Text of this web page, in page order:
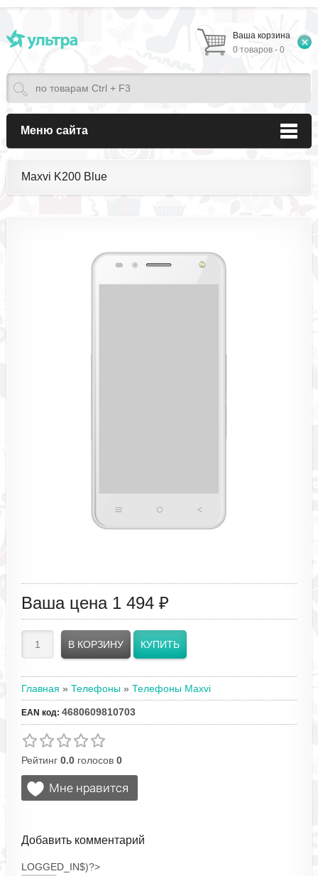
Ваша корзина
0 товаров - 0
Меню сайта
Maxvi K200 Blue
Ваша цена 1 494 ₽
Главная » Телефоны » Телефоны Maxvi
EAN код: 4680609810703
Рейтинг 0.0голосов 0
Добавить комментарий
LOGGED_IN$)?>